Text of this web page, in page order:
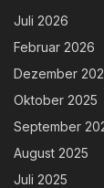
Juli 2026
Februar 2026
Dezember
Oktober 2025
September
August 2025
Juli 2025